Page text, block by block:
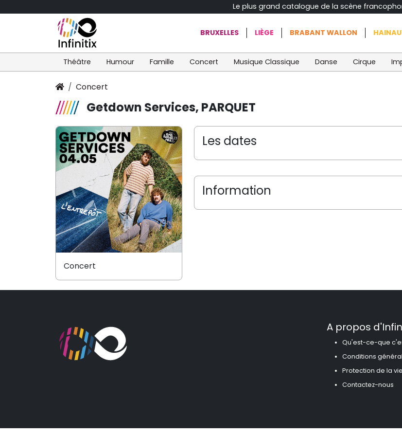
Le plus grand catalogue de la scène
BRUXELLES LIÈGE BRABANT WALLON
Théâtre Humour Famille Concert Musique Classique Danse Cirque
Concert
Getdown Services, PARQUET
Les dates
Information
Concert
A propos
Qu'est-ce-que
Conditions
Protection de la
Contactez-nous